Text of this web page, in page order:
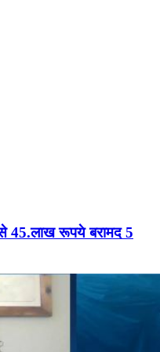
45.लाख रूपये बरामद 5